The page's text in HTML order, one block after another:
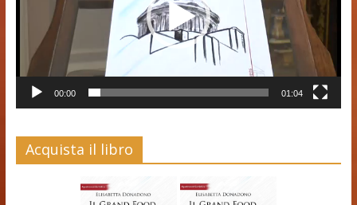
00:00 01:04
Acquista il libro